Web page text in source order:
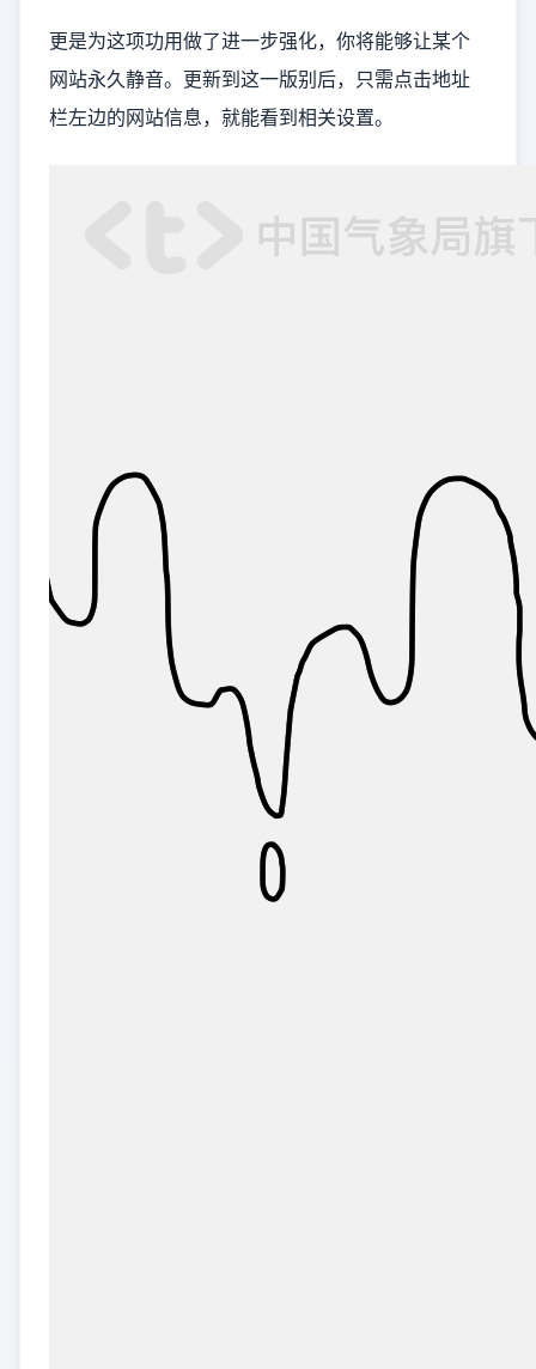
更是为这项功用做了进一步强化，你将能够让某个
网站永久静音。更新到这一版别后，只需点击地址
栏左边的网站信息，就能看到相关设置。